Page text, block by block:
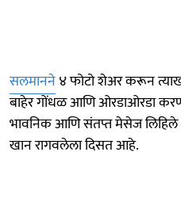
सलमानने४ फोटो शेअर करून
बाहेर गोंधळ आणि ओरडाओरडा
भावनिक आणि संतप्त मेसेज
खान रागवलेला दिसत आहे.